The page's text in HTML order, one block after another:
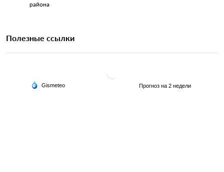
района
Полезные ссылки